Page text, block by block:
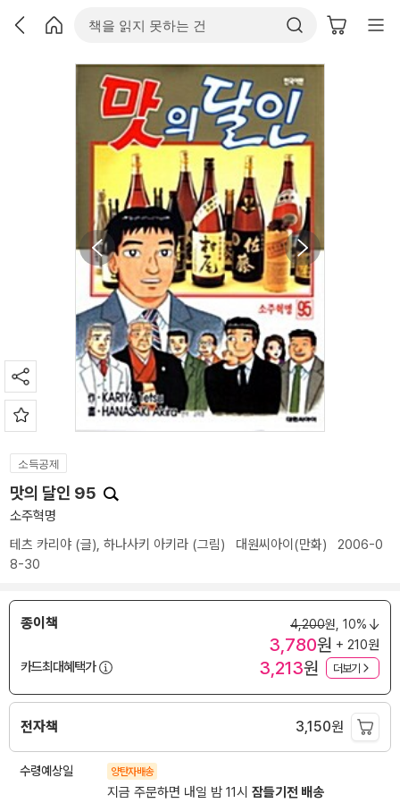
소득공제
맛의 달인 95
소주혁명
테츠 카리야 (글), 하나사키 아키라 (그림) 대원씨아이(만화) 2006-0
8-30
종이책 4,200원, 10%
3,780원 + 210원
카드최대혜택가
3,213원 더보기
전자책 3,150원
수령예상일 양탄자배송
지금 주문하면 내일 밤 11시 잠들기전 배송